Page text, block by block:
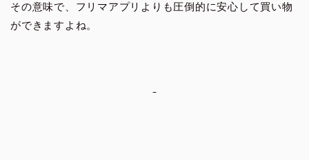
その意味で、フリマアプリよりも圧倒的に安心して買い物
ができますよね。